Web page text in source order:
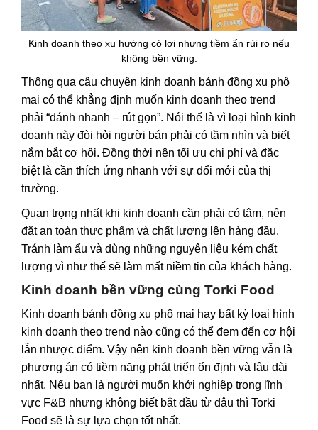
Kinh doanh theo xu hướng có lợi nhưng tiềm ẩn rủi ro nếu
không bền vững.
Thông qua câu chuyện kinh doanh bánh đồng xu phô
mai có thể khẳng định muốn kinh doanh theo trend
phải “đánh nhanh – rút gọn”. Nói thế là vì loại hình kinh
doanh này đòi hỏi người bán phải có tầm nhìn và biết
nắm bắt cơ hội. Đồng thời nên tối ưu chi phí và đặc
biệt là cần thích ứng nhanh với sự đổi mới của thị
trường.
Quan trọng nhất khi kinh doanh cần phải có tâm, nên
đặt an toàn thực phẩm và chất lượng lên hàng đầu.
Tránh làm ẩu và dùng những nguyên liệu kém chất
lượng vì như thế sẽ làm mất niềm tin của khách hàng.
Kinh doanh bền vững cùng Torki Food
Kinh doanh bánh đồng xu phô mai hay bất kỳ loại hình
kinh doanh theo trend nào cũng có thể đem đến cơ hội
lẫn nhược điểm. Vậy nên kinh doanh bền vững vẫn là
phương án có tiềm năng phát triển ổn định và lâu dài
nhất. Nếu bạn là người muốn khởi nghiệp trong lĩnh
vực F&B nhưng không biết bắt đầu từ đâu thì Torki
Food sẽ là sự lựa chọn tốt nhất.